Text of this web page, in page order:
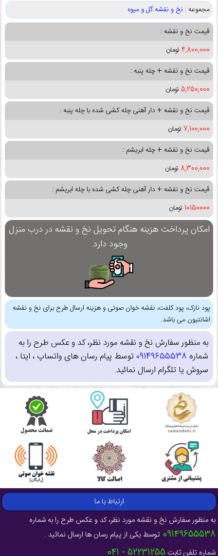
مجموعه : نخ و نقشه گل و میوه
قیمت نخ و نقشه :
4,800,000 تومان
قیمت نخ و نقشه + چله پنبه :
5,250,000 تومان
قیمت نخ و نقشه + دار آهنی چله کشی شده با چله پنبه :
7,100,000 تومان
قیمت نخ و نقشه + چله ابریشم :
8,300,000 تومان
قیمت نخ و نقشه + دار آهنی چله کشی شده با چله ابریشم :
10150000 تومان
امکان پرداخت هزینه هنگام تحویل نخ و نقشه در درب منزل
وجود دارد.
پود نازک، پود کلفت، نقشه خوان صوتی و هزینه ارسال طرح برای نخ و نقشه
اشانتیون می باشد.
به منظور سفارش نخ و نقشه مورد نظر، کد و عکس طرح را به
شماره 09149655538توسط پیام رسان های واتساپ ، ایتا ،
سروش یا تلگرام ارسال نمائید.
ارتباط با ما
به منظور سفارش نخ و نقشه مورد نظر، کد و عکس طرح را به شماره
09149655538 توسط یکی از پیام رسان ها ارسال نمائید .
شماره تلفن ثابت 52231255 - 041